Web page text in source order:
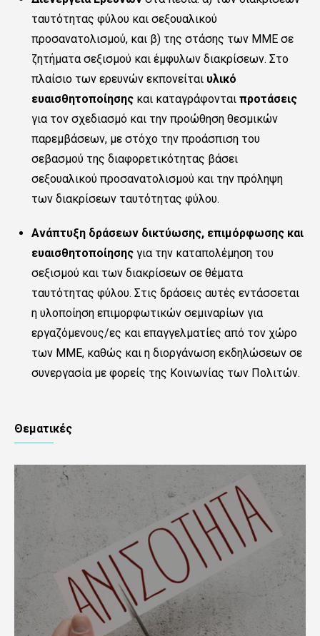
ταυτότητας φύλου και σεξουαλικού
προσανατολισμού, και β) της στάσης των ΜΜΕ σε
ζητήματα σεξισμού και έμφυλων διακρίσεων. Στο
πλαίσιο των ερευνών εκπονείται υλικό
ευαισθητοποίησης και καταγράφονται προτάσεις
για τον σχεδιασμό και την προώθηση θεσμικών
παρεμβάσεων, με στόχο την προάσπιση του
σεβασμού της διαφορετικότητας βάσει
σεξουαλικού προσανατολισμού και την πρόληψη
των διακρίσεων ταυτότητας φύλου.
Ανάπτυξη δράσεων δικτύωσης, επιμόρφωσης και
ευαισθητοποίησης για την καταπολέμηση του
σεξισμού και των διακρίσεων σε θέματα
ταυτότητας φύλου. Στις δράσεις αυτές εντάσσεται
η υλοποίηση επιμορφωτικών σεμιναρίων για
εργαζόμενους/ες και επαγγελματίες από τον χώρο
των ΜΜΕ, καθώς και η διοργάνωση εκδηλώσεων σε
συνεργασία με φορείς της Κοινωνίας των Πολιτών.
Θεματικές